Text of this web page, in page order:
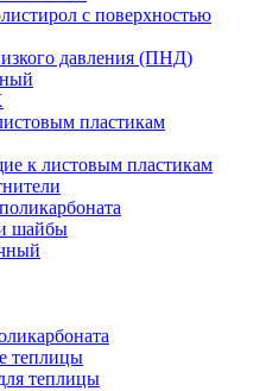
с поверхностью
давления (ПНД)
пластикам
к листовым пластикам
шайбы
теплицы
теплицы